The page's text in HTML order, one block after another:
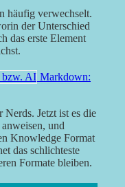
häufig verwechselt.
der Unterschied
das erste Element
Markdown:
Jetzt ist es die
und
Knowledge Format
das schlichteste
Formate bleiben.